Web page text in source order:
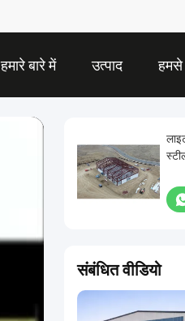
हमारे बारे में उत्पाद हमसे
संबंधित वीडियो